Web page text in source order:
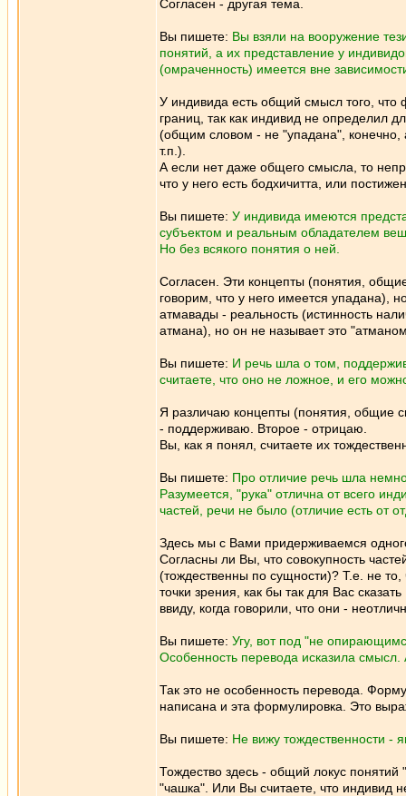
Согласен - другая тема.
Вы пишете: Вы взяли на вооружение
понятий, а их представление у
(омраченность) имеется вне
У индивида есть общий смысл того, что
границ, так как индивид не определил
(общим словом - не "упадана",
т.п.).
А если нет даже общего смысла, то
что у него есть бодхичитта, или
Вы пишете: У индивида имеются
субъектом и реальным обладателем
Но без всякого понятия о ней.
Согласен. Эти концепты (понятия,
говорим, что у него имеется упадана),
атмавады - реальность (истинность
атмана), но он не называет это
Вы пишете: И речь шла о том,
считаете, что оно не ложное, и его
Я различаю концепты (понятия, общие
- поддерживаю. Второе - отрицаю.
Вы, как я понял, считаете их
Вы пишете: Про отличие речь шла
Разумеется, "рука" отлична от всего
частей, речи не было (отличие есть от
Здесь мы с Вами придерживаемся
Согласны ли Вы, что совокупность
(тождественны по сущности)? Т.е. не
точки зрения, как бы так для Вас
ввиду, когда говорили, что они -
Вы пишете: Угу, вот под "не
Особенность перевода исказила смысл.
Так это не особенность перевода.
написана и эта формулировка. Это
Вы пишете: Не вижу тождественности -
Тождество здесь - общий локус
"чашка". Или Вы считаете, что индивид